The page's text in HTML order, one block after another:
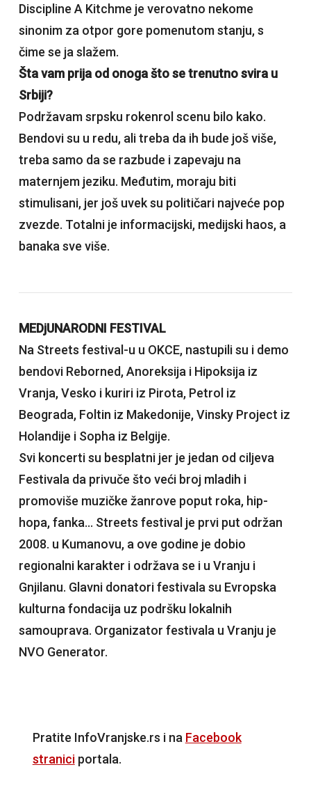
Discipline A Kitchme je verovatno nekome
sinonim za otpor gore pomenutom stanju, s
čime se ja slažem.
Šta vam prija od onoga što se trenutno svira u
Srbiji?
Podržavam srpsku rokenrol scenu bilo kako.
Bendovi su u redu, ali treba da ih bude još više,
treba samo da se razbude i zapevaju na
maternjem jeziku. Međutim, moraju biti
stimulisani, jer još uvek su političari najveće pop
zvezde. Totalni je informacijski, medijski haos, a
banaka sve više.
MEDjUNARODNI FESTIVAL
Na Streets festival-u u OKCE, nastupili su i demo
bendovi Reborned, Anoreksija i Hipoksija iz
Vranja, Vesko i kuriri iz Pirota, Petrol iz
Beograda, Foltin iz Makedonije, Vinsky Project iz
Holandije i Sopha iz Belgije.
Svi koncerti su besplatni jer je jedan od ciljeva
Festivala da privuče što veći broj mladih i
promoviše muzičke žanrove poput roka, hip-
hopa, fanka… Streets festival je prvi put održan
2008. u Kumanovu, a ove godine je dobio
regionalni karakter i održava se i u Vranju i
Gnjilanu. Glavni donatori festivala su Evropska
kulturna fondacija uz podršku lokalnih
samouprava. Organizator festivala u Vranju je
NVO Generator.
Pratite InfoVranjske.rs i na Facebook
straniciportala.